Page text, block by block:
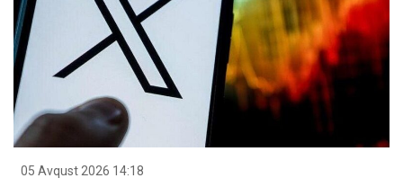
05 Avqust 2026 14:18